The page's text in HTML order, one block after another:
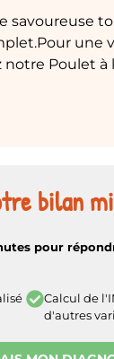
savoureuse
Pour une
Poulet
bilan
pour
Calcul de
d'autres